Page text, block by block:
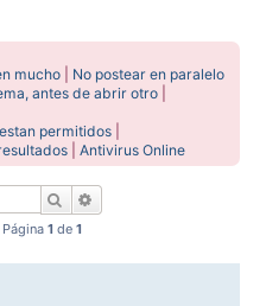
mucho
No postear en paralelo
antes de abrir otro
permitidos
|Antivirus Online
Buscar
1 de 1